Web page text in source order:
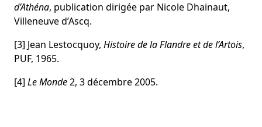
d’Athéna, publication dirigée par Nicole Dhainaut,
Villeneuve d’Ascq.
[3] Jean Lestocquoy, Histoire de la Flandre et de l’Artois,
PUF, 1965.
[4] Le Monde2, 3 décembre 2005.